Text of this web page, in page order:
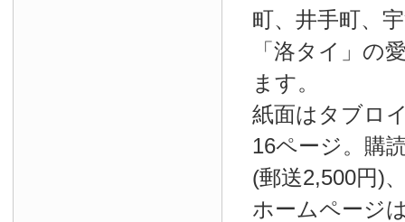
町、井手町、
「洛タイ」の
ます。
紙面はタブロ
16ページ。購
(郵送2,500円)
ホームページ